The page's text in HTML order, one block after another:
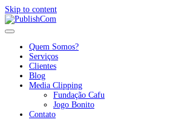
Skip to content
Quem Somos?
Serviços
Clientes
Blog
Media Clipping
Fundação Cafu
Jogo Bonito
Contato